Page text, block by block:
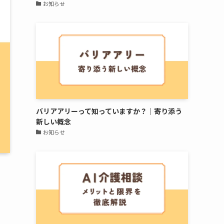
お知らせ
バリアアリーって知っていますか？｜寄り添う
新しい概念
お知らせ